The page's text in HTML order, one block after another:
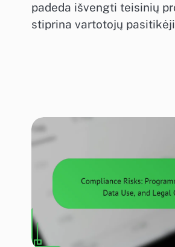
padeda išvengti teisinių
stiprina vartotojų